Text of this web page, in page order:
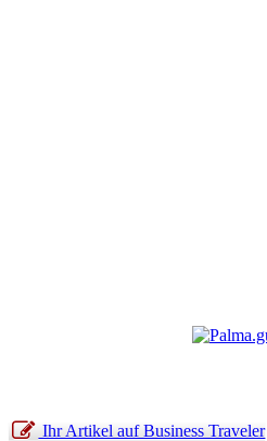
Ihr Artikel auf Business Traveler